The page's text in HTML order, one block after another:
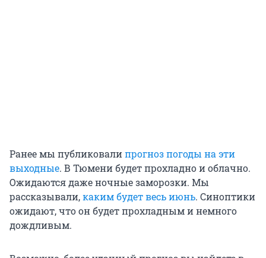
Ранее мы публиковалипрогноз погоды на эти
выходные. В Тюмени будет прохладно и облачно.
Ожидаются даже ночные заморозки. Мы
рассказывали,каким будет весь июнь. Синоптики
ожидают, что он будет прохладным и немного
дождливым.